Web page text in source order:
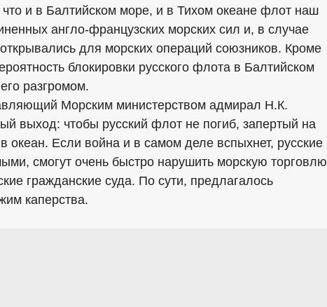
и в Балтийском море, и в Тихом океане флот наш
англо-французских морских сил и, в случае
для морских операций союзников. Кроме
блокировки русского флота в Балтийском
разгромом.
Морским министерством адмирал Н.К.
выход: чтобы русский флот не погиб, запертый на
океан. Если война и в самом деле вспыхнет, русские
смогут очень быстро нарушить морскую торговлю
гражданские суда. По сути, предлагалось
каперства.